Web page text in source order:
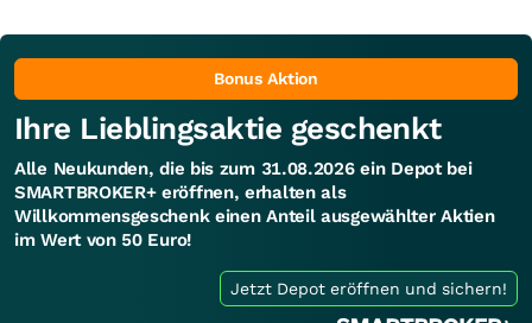
Bonus Aktion
Ihre Lieblingsaktie geschenkt
Alle Neukunden, die bis zum 31.08.2026 ein Depot bei
SMARTBROKER+ eröffnen, erhalten als
Willkommensgeschenk einen Anteil ausgewählter Aktien
im Wert von 50 Euro!
Jetzt Depot eröffnen und sichern!